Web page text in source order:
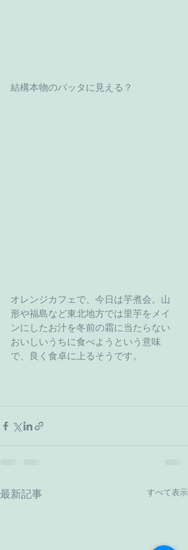
結構本物のバッタに見える？
オレンジカフェで、今日は芋煮会。山
形や福島など東北地方では里芋をメイ
ンにしたお汁を冬前の霜に当たらない
おいしいうちに食べようという意味
で、良く食卓に上るそうです。
最新記事 すべて表示